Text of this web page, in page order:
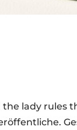
lady rules